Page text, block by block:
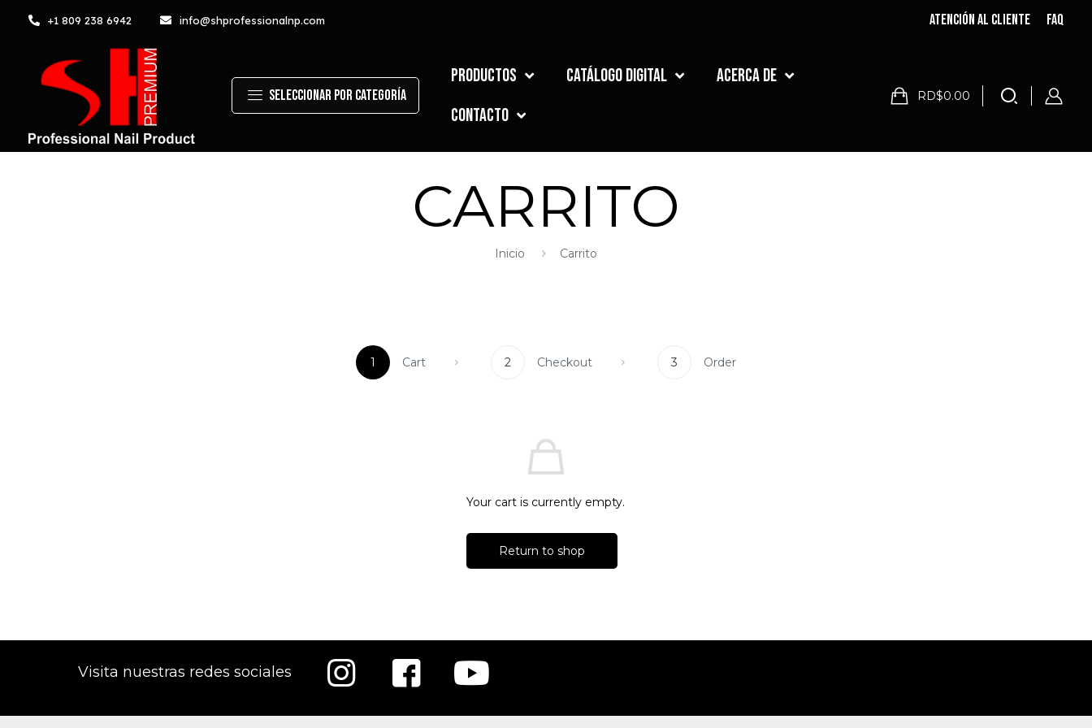
+1 809 238 6942 info@shprofessionalnp.com Atención al cliente FAQ
Seleccionar por Categoría
Productos Catálogo Digital
Acerca de
Contacto
RD$0.00
CARRITO
Inicio Carrito
1 Cart 2 Checkout 3 Order
Your cart is currently empty.
Return to shop
Visita nuestras redes sociales